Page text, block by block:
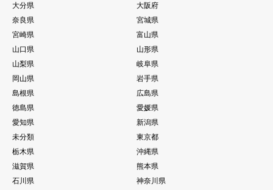
大分県
大阪府
奈良県
宮城県
宮崎県
富山県
山口県
山形県
山梨県
岐阜県
岡山県
岩手県
島根県
広島県
徳島県
愛媛県
愛知県
新潟県
未分類
東京都
栃木県
沖縄県
滋賀県
熊本県
石川県
神奈川県